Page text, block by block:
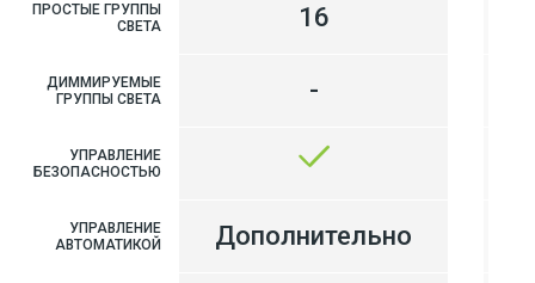
ПРОСТЫЕ ГРУППЫ
СВЕТА
ДИММИРУЕМЫЕ
ГРУППЫ СВЕТА
УПРАВЛЕНИЕ
БЕЗОПАСНОСТЬЮ
УПРАВЛЕНИЕ
АВТОМАТИКОЙ
16
-
Дополнительно